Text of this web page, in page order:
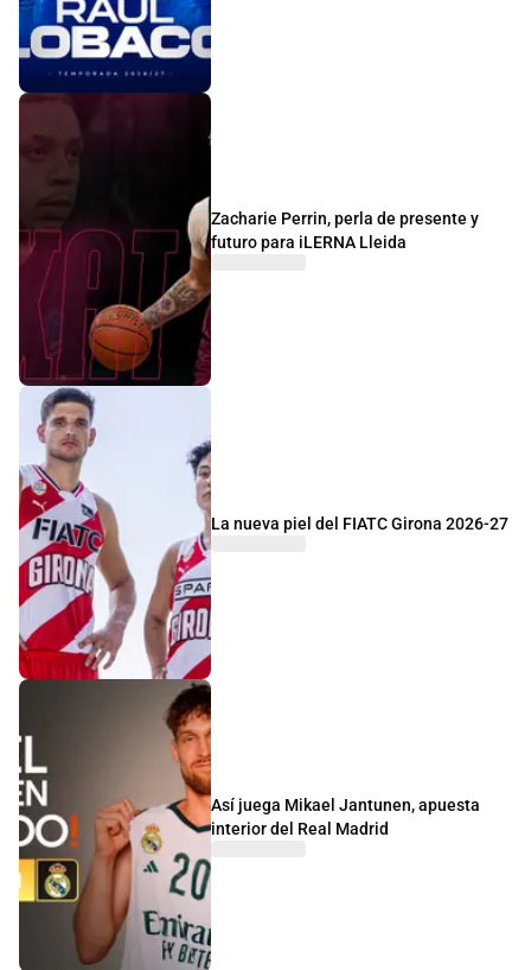
Zacharie Perrin, perla de presente y
futuro para iLERNA Lleida
La nueva piel del FIATC Girona 2026-27
Así juega Mikael Jantunen, apuesta
interior del Real Madrid